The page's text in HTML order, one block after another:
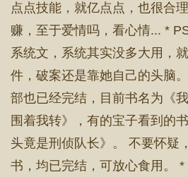
点点技能，就亿点点，也很合
赚，至于爱情吗，看心情... *
系统文，系统其实没多大用，
件，破案还是靠她自己的头脑
部也已经完结，目前书名为《
围着我转》，有的宝子看到的
头竟是刑侦队长》。 不要怀疑
书，均已完结，可放心食用。 *